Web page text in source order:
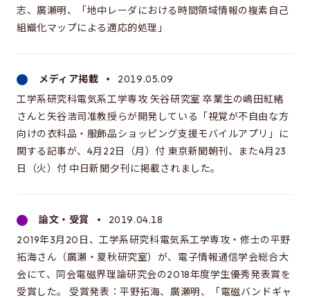
入試案内書 / 出願サイトでの提出が必要な書類（入試
案内書、修論/博論研究課題内容、成績集計表）
大学院入試のQ&A
EEISを目指す方へ
所属学生の声
EEISをもっと知る
同窓会のページ
志、廣瀬明、「地中レーダにおける時間領域情報の複素自己
組織化マップによる適応的処理」
メディア掲載
2019.05.09
工学系研究科電気系工学専攻 矢谷研究室 卒業生の嶋田紅緒
さんと矢谷浩司准教授らが開発している「視覚が不自由な方
向けの衣料品・服飾品ショッピング支援モバイルアプリ」に
関する記事が、4月22日（月）付 東京新聞朝刊、また4月23
日（火）付 中日新聞夕刊に掲載されました。
論文・受賞
2019.04.18
2019年3月20日、工学系研究科電気系工学専攻・修士の平野
拓海さん（廣瀬・夏秋研究室）が、電子情報通信学会総合大
会にて、同会電磁界理論研究会の2018年度学生優秀発表賞を
受賞した。 受賞発表：平野拓海、廣瀬明、「電磁バンドギャ